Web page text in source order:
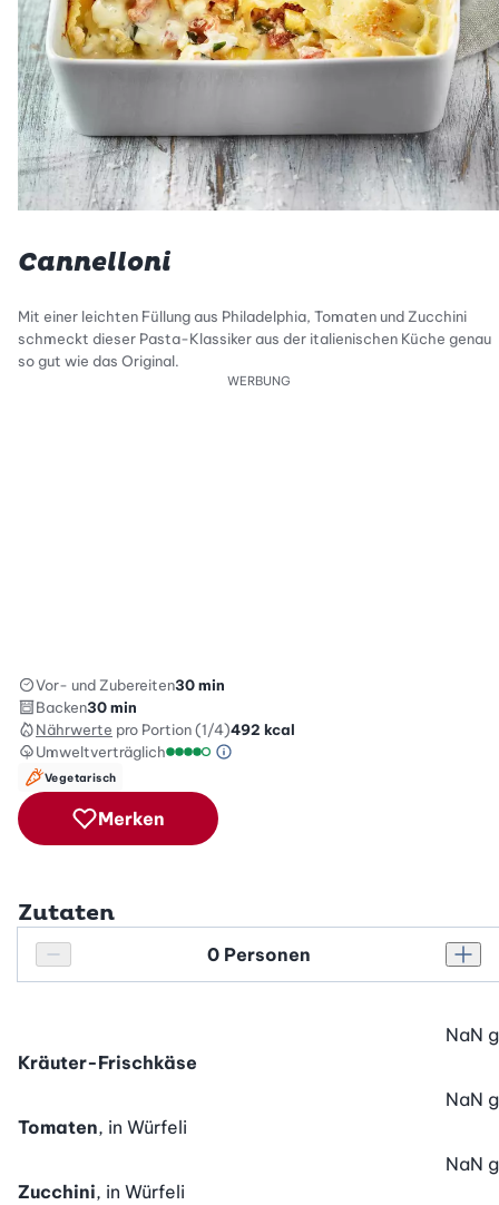
Cannelloni
Mit einer leichten Füllung aus Philadelphia, Tomaten und Zucchini
schmeckt dieser Pasta-Klassiker aus der italienischen Küche genau
so gut wie das Original.
WERBUNG
Vor- und Zubereiten30 min
Backen30 min
Nährwerte pro Portion (1/4)492 kcal
Umweltverträglich
Green Betty Skala Info
Vegetarisch
Merken
Zutaten
Personenanzahl verringern
Personenanzahl
Kräuter-Frischkäse
NaN g
Tomaten, in Würfeli
NaN g
Zucchini, in Würfeli
NaN g